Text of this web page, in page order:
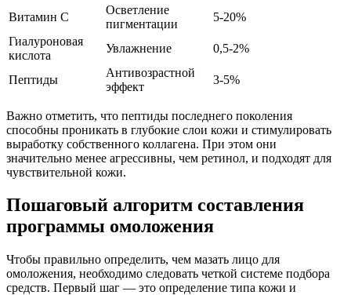
Витамин С
Осветление
пигментации
5-20%
Гиалуроновая
кислота
Увлажнение 0,5-2%
Пептиды
Антивозрастной
эффект
3-5%
Важно отметить, что пептиды последнего поколения
способны проникать в глубокие слои кожи и стимулировать
выработку собственного коллагена. При этом они
значительно менее агрессивны, чем ретинол, и подходят для
чувствительной кожи.
Пошаговый алгоритм составления
программы омоложения
Чтобы правильно определить, чем мазать лицо для
омоложения, необходимо следовать четкой системе подбора
средств. Первый шаг — это определение типа кожи и